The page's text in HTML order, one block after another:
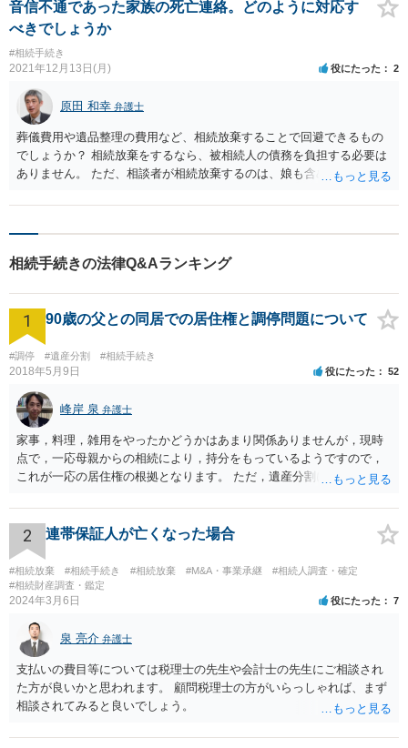
音信不通であった家族の死亡連絡。どのように対応す
べきでしょうか
#相続手続き
2021年12月13日(月) 役にたった 2
原田 和幸 弁護士
葬儀費用や遺品整理の費用など、相続放棄することで回避できるもの
でしょうか？ 相続放棄をするなら、被相続人の債務を負担する必要は
ありません。 ただ、相談者が相続放棄するのは、娘も含めた先順位の
なら、被相続人の遺産を処分するようなことはしないでください。 ま
相続手続きの法律Q&Aランキング
1 90歳の父との同居での居住権と調停問題について
#調停 #遺産分割 #相続手続き
2018年5月9日 役にたった 52
峰岸 泉 弁護士
家事，料理，雑用をやったかどうかはあまり関係ありませんが，現時
点で，一応母親からの相続により，持分をもっているようですので，
これが一応の居住権の根拠となります。 ただ，遺産分割により，母の
2 連帯保証人が亡くなった場合
#相続放棄 #相続手続き #相続放棄 #M&A・事業承継
#相続人調査・確定
#相続財産調査・鑑定
2024年3月6日 役にたった 7
泉 亮介 弁護士
支払いの費目等については税理士の先生や会計士の先生にご相談され
た方が良いかと思われます。 顧問税理士の方がいらっしゃれば、まず
相談されてみると良いでしょう。